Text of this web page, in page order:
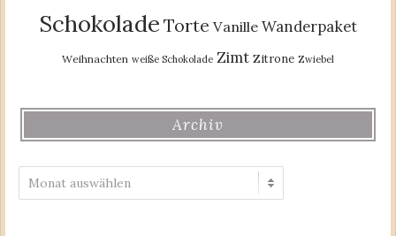
Schokolade Torte Vanille Wanderpaket
Weihnachten weiße Schokolade Zimt Zitrone Zwiebel
Archiv